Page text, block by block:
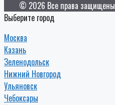
© 2026 Все права защищены
Выберите город
Москва
Казань
Зеленодольск
Нижний Новгород
Ульяновск
Чебоксары